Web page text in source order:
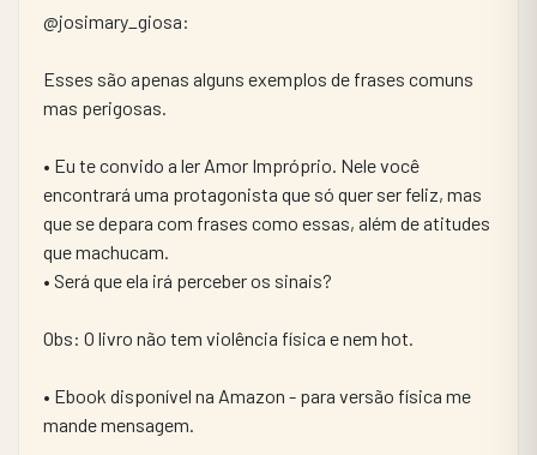
@josimary_giosa:
Esses são apenas alguns exemplos de frases comuns
mas perigosas.
• Eu te convido a ler Amor Impróprio. Nele você
encontrará uma protagonista que só quer ser feliz, mas
que se depara com frases como essas, além de atitudes
que machucam.
• Será que ela irá perceber os sinais?
Obs: O livro não tem violência física e nem hot.
• Ebook disponível na Amazon - para versão física me
mande mensagem.